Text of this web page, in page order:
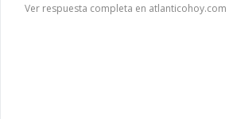
Ver respuesta completa en atlanticohoy.com